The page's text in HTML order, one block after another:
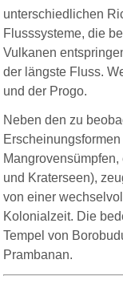
unterschiedlichen
Flusssysteme, die
Vulkanen
der längste Fluss.
und der Progo.
Neben den zu
und Kraterseen),
von einer
Kolonialzeit. Die
Tempel von
Prambanan.